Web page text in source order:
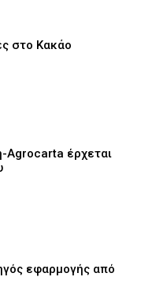
στο Κακάο
Agrocarta έρχεται
εφαρμογής από